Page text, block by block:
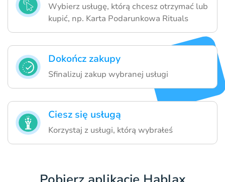
Wybierz usługę, którą chcesz otrzymać lub
kupić, np. Karta Podarunkowa Rituals
Dokończ zakupy
Sfinalizuj zakup wybranej usługi
Ciesz się usługą
Korzystaj z usługi, którą wybrałeś